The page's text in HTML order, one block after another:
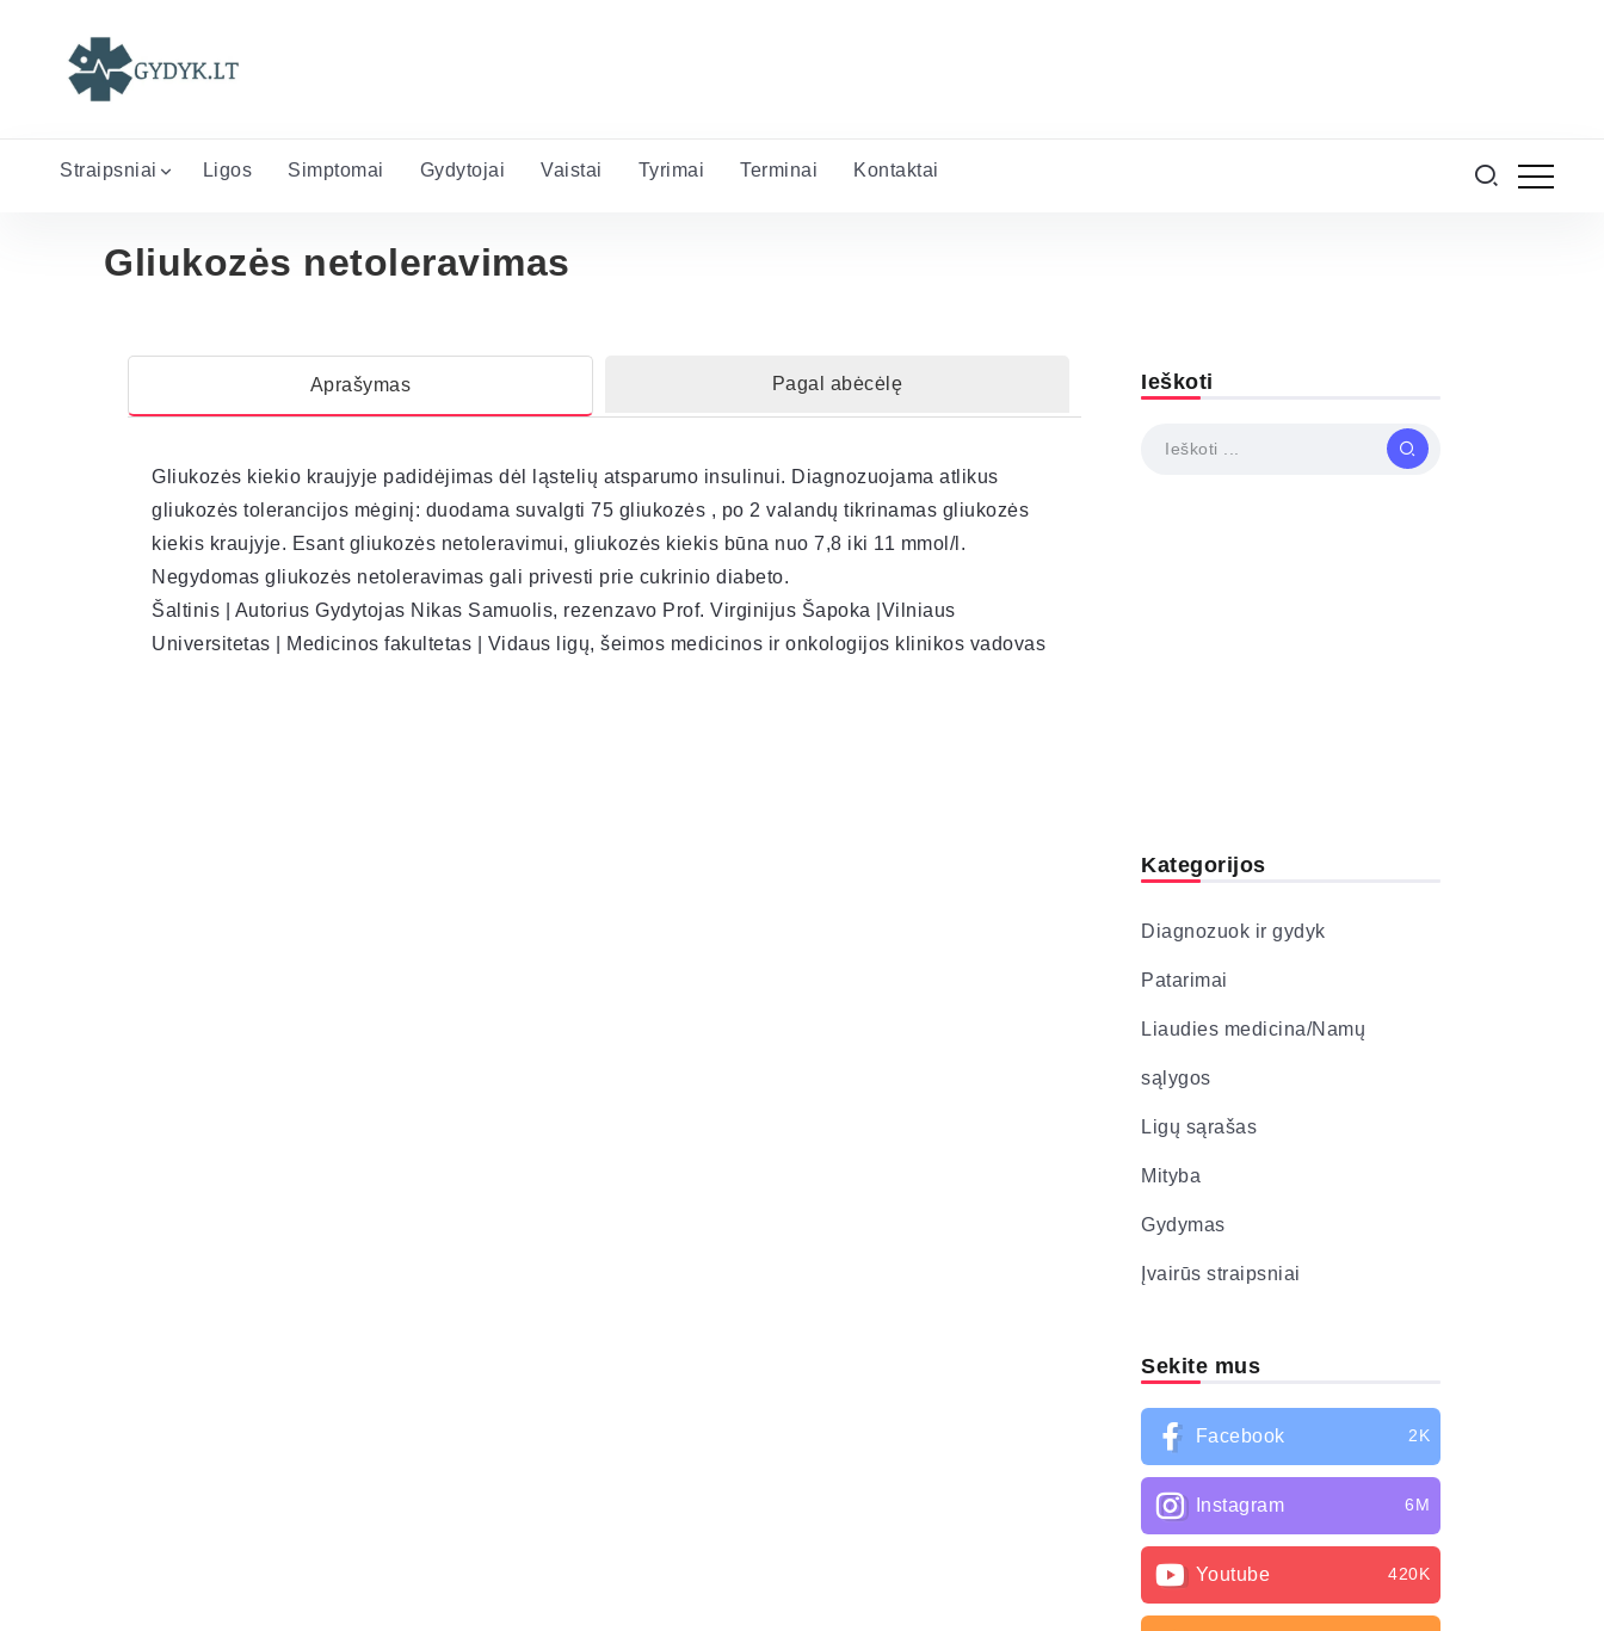
Straipsniai Ligos Simptomai Gydytojai Vaistai Tyrimai Terminai Kontaktai
Gliukozės netoleravimas
Aprašymas Pagal abėcėlę
Gliukozės kiekio kraujyje padidėjimas dėl ląstelių atsparumo insulinui. Diagnozuojama atlikus
gliukozės tolerancijos mėginį: duodama suvalgti 75 gliukozės , po 2 valandų tikrinamas gliukozės
kiekis kraujyje. Esant gliukozės netoleravimui, gliukozės kiekis būna nuo 7,8 iki 11 mmol/l.
Negydomas gliukozės netoleravimas gali privesti prie cukrinio diabeto.
Šaltinis | Autorius Gydytojas Nikas Samuolis, rezenzavo Prof. Virginijus Šapoka |Vilniaus
Universitetas | Medicinos fakultetas | Vidaus ligų, šeimos medicinos ir onkologijos klinikos vadovas
Ieškoti
Kategorijos
Diagnozuok ir gydyk
Patarimai
Liaudies medicina/Namų
sąlygos
Ligų sąrašas
Mityba
Gydymas
Įvairūs straipsniai
Sekite mus
Facebook 2K
Instagram 6M
Youtube 420K